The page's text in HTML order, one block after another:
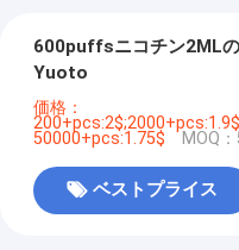
600puffsニコチン2ML
Yuoto
価格：
50000+pcs:1.75$ MOQ
ベストプライス